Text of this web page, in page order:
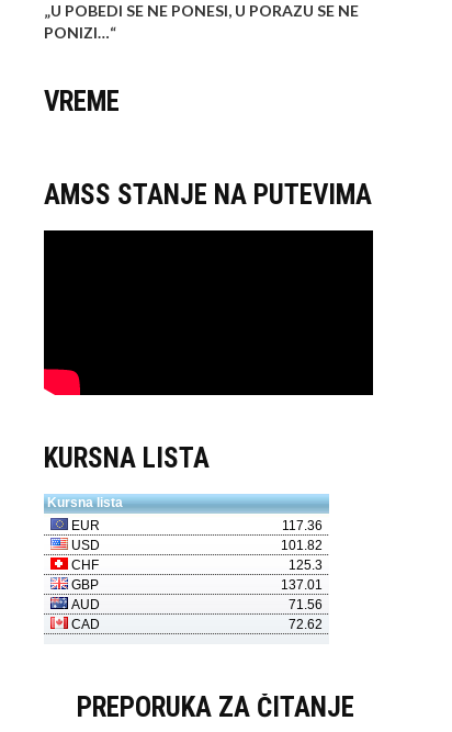
„U POBEDI SE NE PONESI, U PORAZU SE NE
PONIZI…“
VREME
AMSS STANJE NA PUTEVIMA
KURSNA LISTA
PREPORUKA ZA ČITANJE